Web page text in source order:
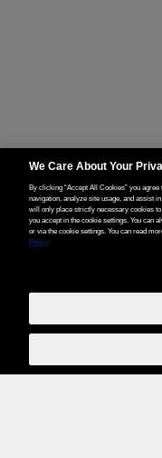
We Care About Your
By clicking “Accept All Cookies” you
navigation, analyze site usage, and assist
will only place strictly necessary cookies
you accept in the cookie settings. You can
or via the cookie settings. You can read
Policy